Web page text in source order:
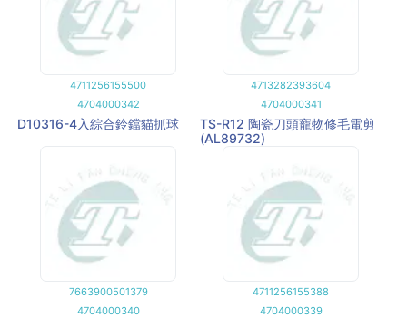
4711256155500
4704000342
D10316-4入綜合鈴鐺貓抓球
4713282393604
4704000341
TS-R12 陶瓷刀頭寵物修毛電剪
(AL89732)
7663900501379
4704000340
4711256155388
4704000339